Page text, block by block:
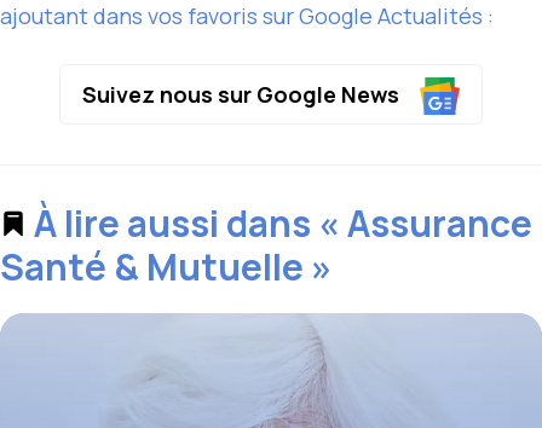
ajoutant dans vos favoris sur Google Actualités :
Suivez nous sur Google News
À lire aussi dans « Assurance
Santé & Mutuelle »